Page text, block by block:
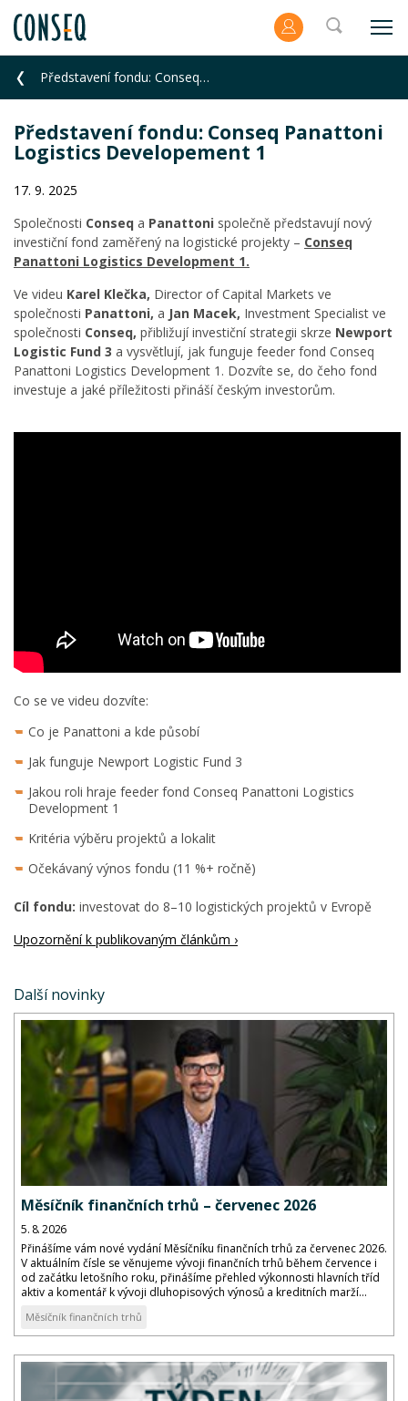
Představení fondu: Conseq Panattoni Logistics Developement 1
Představení fondu: Conseq Panattoni
Logistics Developement 1
17. 9. 2025
Společnosti Conseq a Panattoni společně představují nový
investiční fond zaměřený na logistické projekty – Conseq
Panattoni Logistics Development 1.
Ve videu Karel Klečka, Director of Capital Markets ve
společnosti Panattoni, a Jan Macek, Investment Specialist ve
společnosti Conseq, přibližují investiční strategii skrze Newport
Logistic Fund 3 a vysvětlují, jak funguje feeder fond Conseq
Panattoni Logistics Development 1. Dozvíte se, do čeho fond
investuje a jaké příležitosti přináší českým investorům.
Co se ve videu dozvíte:
Co je Panattoni a kde působí
Jak funguje Newport Logistic Fund 3
Jakou roli hraje feeder fond Conseq Panattoni Logistics
Development 1
Kritéria výběru projektů a lokalit
Očekávaný výnos fondu (11 %+ ročně)
Cíl fondu: investovat do 8–10 logistických projektů v Evropě
Upozornění k publikovaným článkům ›
Další novinky
Měsíčník finančních trhů – červenec 2026
5. 8. 2026
Přinášíme vám nové vydání Měsíčníku finančních trhů za červenec 2026.
V aktuálním čísle se věnujeme vývoji finančních trhů během července i
od začátku letošního roku, přinášíme přehled výkonnosti hlavních tříd
aktiv a komentář k vývoji dluhopisových výnosů a kreditních marží...
Měsíčník finančních trhů